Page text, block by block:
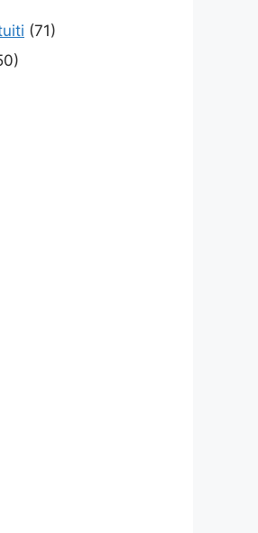
(71)